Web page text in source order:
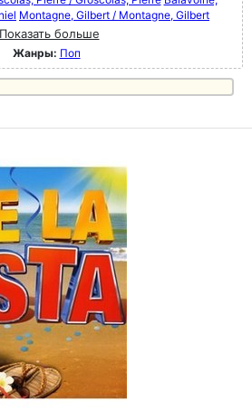
Montagne, Gilbert / Montagne, Gilbert
Показать больше
Жанры: Поп